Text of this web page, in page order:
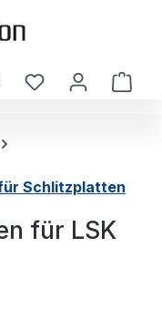
Schlitzplatten
für LSK